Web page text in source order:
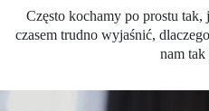
Często kochamy po prostu
czasem trudno wyjaśnić,
nam tak